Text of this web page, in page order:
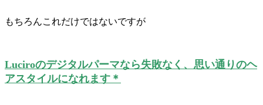
もちろんこれだけではないですが
Luciroのデジタルパーマなら失敗なく、思い通りのヘ
アスタイルになれます＊